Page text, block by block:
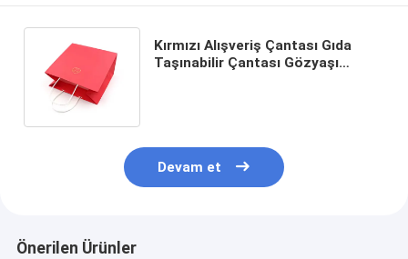
Kırmızı Alışveriş Çantası Gıda
Taşınabilir Çantası Gözyaşı
Devam et
Önerilen Ürünler